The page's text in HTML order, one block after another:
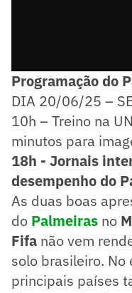
Programação do
DIA 20/06/25 –
10h – Treino na
minutos para
18h - Jornais
desempenho do
As duas boas
do Palmeiras no
Fifa não vem
solo brasileiro. No
principais países